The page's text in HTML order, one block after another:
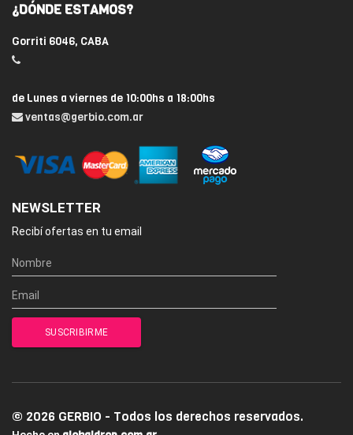
¿DÓNDE ESTAMOS?
Gorriti 6046, CABA
de Lunes a viernes de 10:00hs a 18:00hs
ventas@gerbio.com.ar
NEWSLETTER
Recibí ofertas en tu email
© 2026 GERBIO - Todos los derechos reservados.